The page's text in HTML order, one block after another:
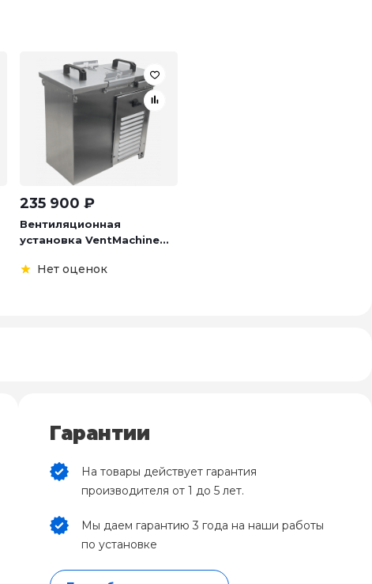
235 900 ₽
Вентиляционная
установка VentMachine...
Нет оценок
Гарантии
На товары действует гарантия
производителя от 1 до 5 лет.
Мы даем гарантию 3 года на наши работы
по установке